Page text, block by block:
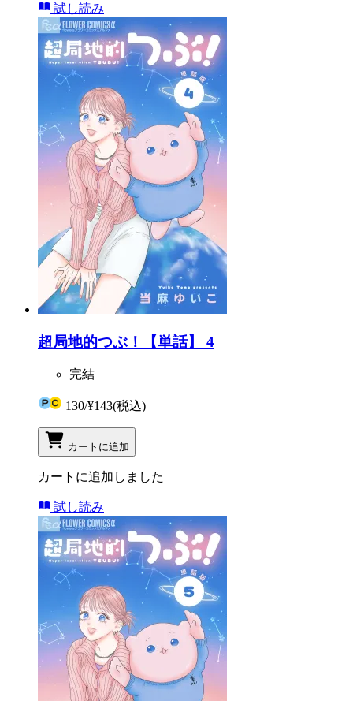
試し読み
超局地的つぶ！【単話】 4
完結
130/¥143(税込)
カートに追加
カートに追加しました
試し読み